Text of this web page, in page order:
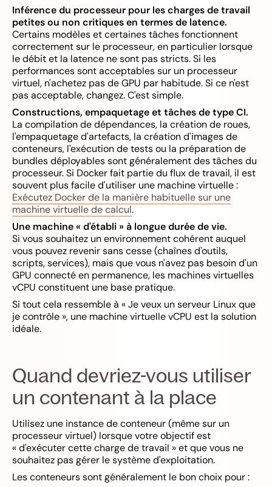
Inférence du processeur pour les charges de travail
petites ou non critiques en termes de latence.
Certains modèles et certaines tâches fonctionnent
correctement sur le processeur, en particulier lorsque
le débit et la latence ne sont pas stricts. Si les
performances sont acceptables sur un processeur
virtuel, n'achetez pas de GPU par habitude. Si ce n'est
pas acceptable, changez. C'est simple.
Constructions, empaquetage et tâches de type CI.
La compilation de dépendances, la création de roues,
l'empaquetage d'artefacts, la création d'images de
conteneurs, l'exécution de tests ou la préparation de
bundles déployables sont généralement des tâches du
processeur. Si Docker fait partie du flux de travail, il est
souvent plus facile d'utiliser une machine virtuelle :
Exécutez Docker de la manière habituelle sur une
machine virtuelle de calcul.
Une machine « d'établi » à longue durée de vie.
Si vous souhaitez un environnement cohérent auquel
vous pouvez revenir sans cesse (chaînes d'outils,
scripts, services), mais que vous n'avez pas besoin d'un
GPU connecté en permanence, les machines virtuelles
vCPU constituent une base pratique.
Si tout cela ressemble à « Je veux un serveur Linux que
je contrôle », une machine virtuelle vCPU est la solution
idéale.
Quand devriez-vous utiliser
un contenant à la place
Utilisez une instance de conteneur (même sur un
processeur virtuel) lorsque votre objectif est
« d'exécuter cette charge de travail » et que vous ne
souhaitez pas gérer le système d'exploitation.
Les conteneurs sont généralement le bon choix pour :